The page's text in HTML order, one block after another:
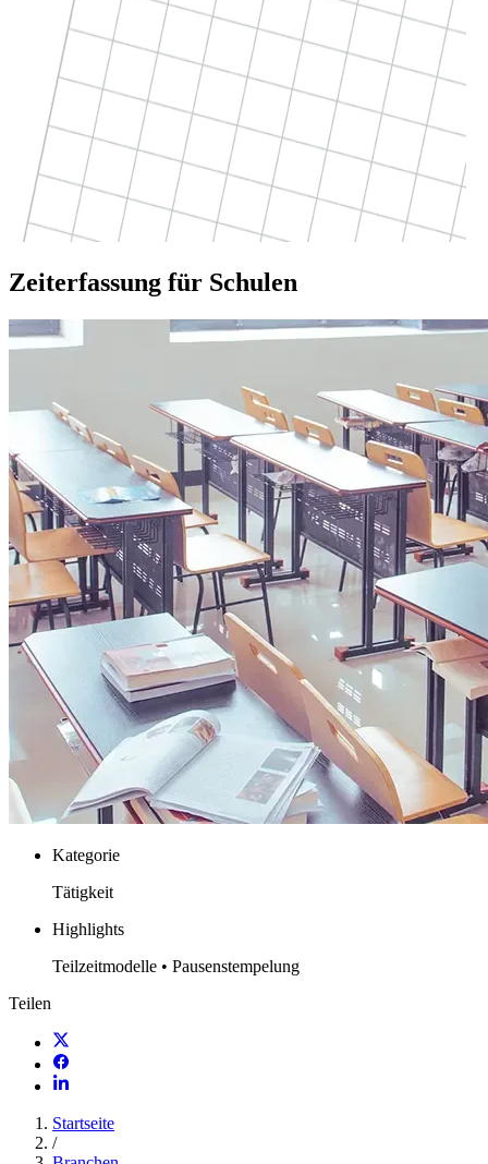
Zeiterfassung für Schulen
Kategorie
Tätigkeit
Highlights
Teilzeitmodelle • Pausenstempelung
Teilen
Startseite
/